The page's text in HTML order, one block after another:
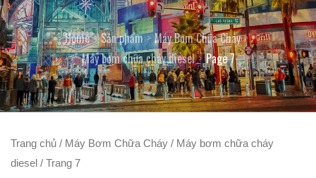
Home Sản phẩm
Máy Bơm Chữa Cháy
Máy bơm chữa cháy diesel
Page 7
Trang chủ / Máy Bơm Chữa Cháy / Máy bơm chữa cháy
diesel / Trang 7